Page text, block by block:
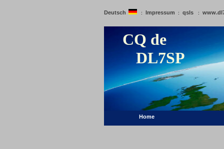
Deutsch : Impressum : qsls :
CQ de
DL7SP
Home